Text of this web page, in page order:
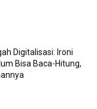
Digitalisasi: Ironi
Bisa Baca-Hitung,